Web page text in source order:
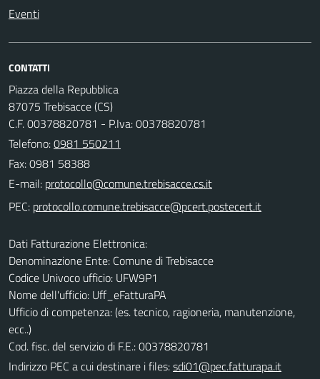
Eventi
CONTATTI
Piazza della Repubblica
87075 Trebisacce (CS)
C.F. 00378820781 - P.Iva: 00378820781
Telefono:0981 550211
Fax: 0981 58388
E-mail:
PEC:
Dati Fatturazione Elettronica:
Denominazione Ente: Comune di Trebisacce
Codice Univoco ufficio: UFW9P1
Nome dell'ufficio: Uff_eFatturaPA
Ufficio di competenza: (es. tecnico, ragioneria, manutenzione,
ecc..)
Cod. fisc. del servizio di F.E.: 00378820781
Indirizzo PEC a cui destinare i files:sdi01@pec.fatturapa.it